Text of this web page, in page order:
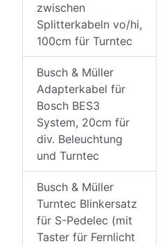
zwischen
Splitterkabeln vo/hi,
100cm für Turntec
Busch & Müller
Adapterkabel für
Bosch BES3
System, 20cm für
div. Beleuchtung
und Turntec
Busch & Müller
Turntec Blinkersatz
für S-Pedelec (mit
Taster für Fernlicht